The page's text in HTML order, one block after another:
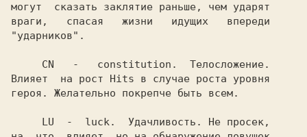
могут  сказать заклятие раньше, чем ударят
враги,   спасая   жизни   идущих   впереди
"ударников".
Влияет  на рост Hits в случае роста уровня
героя. Желательно покрепче быть всем.